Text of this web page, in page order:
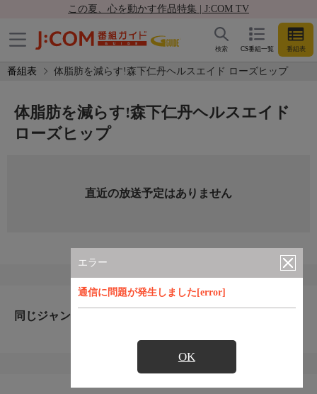
この夏、心を動かす作品特集 | J:COM TV
CS番組一覧 番組表
検索
番組表 体脂肪を減らす!森下仁丹ヘルスエイド ローズヒップ
エラー
通信に問題が発生しました[error]
OK
体脂肪を減らす!森下仁丹ヘルスエイド
ローズヒップ
直近の放送予定はありません
同じジャンルのおすすめ番組